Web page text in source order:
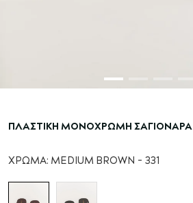
στην
συλλογής
ΠΛΑΣΤΙΚΗ ΜΟΝΟΧΡΩΜΗ ΣΑΓΙΟΝΑΡΑ
ΧΡΏΜΑ: MEDIUM BROWN - 331